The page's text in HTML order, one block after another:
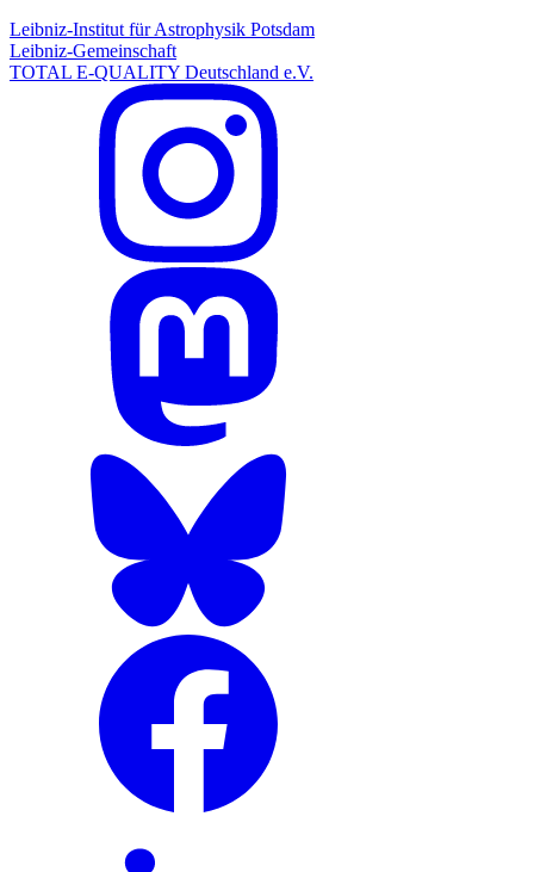
Leibniz-Institut für Astrophysik Potsdam
Leibniz-Gemeinschaft
TOTAL E-QUALITY Deutschland e.V.